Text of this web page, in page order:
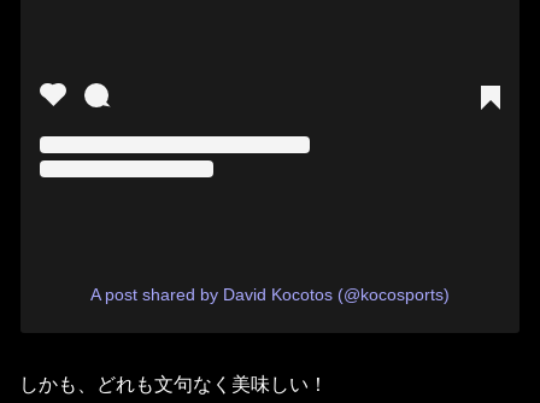
A post shared by David Kocotos (@kocosports)
しかも、どれも文句なく美味しい！